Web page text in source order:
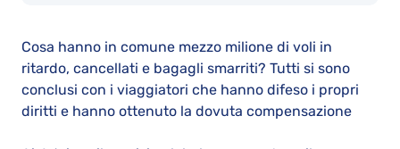
Cosa hanno in comune mezzo milione di voli in
ritardo, cancellati e bagagli smarriti? Tutti si sono
conclusi con i viaggiatori che hanno difeso i propri
diritti e hanno ottenuto la dovuta compensazione